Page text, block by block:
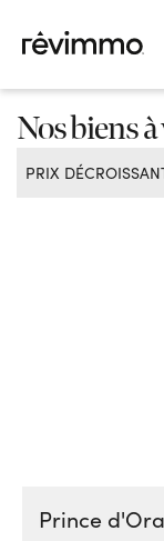
Nos biens
PRIX
Prince